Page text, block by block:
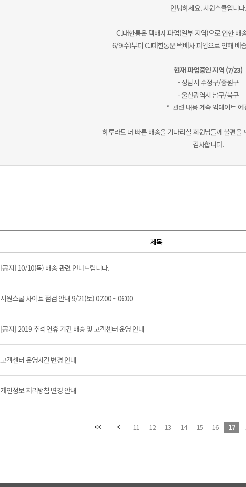
안녕하세요. 시원스쿨입니다.
CJ대한통운 택배사 파업(일부 지역)으로 인한 배
6/9(수)부터 CJ대한통운 택배사 파업으로 인해 배
현재 파업중인 지역 (7/23)
- 성남시 수정구/중원구
- 울산광역시 남구/북구
* 관련 내용 계속 업데이트 예
하루라도 더 빠른 배송을 기다리실 회원님들께 불편을
감사합니다.
제목
[공지] 10/10(목) 배송 관련 안내드립니다.
시원스쿨 사이트 점검 안내 9/21(토) 02:00 ~ 06:00
[공지] 2019 추석 연휴 기간 배송 및 고객센터 운영 안내
고객센터 운영시간 변경 안내
개인정보 처리방침 변경 안내
11 12 13 14 15 16 17